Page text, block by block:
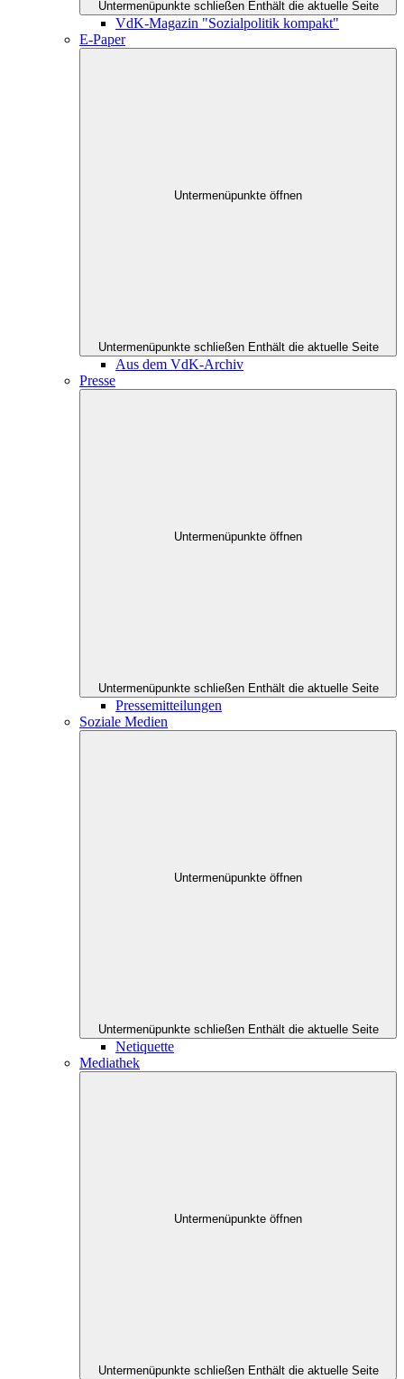
Untermenüpunkte schließen Enthält die aktuelle Seite
VdK-Magazin "Sozialpolitik kompakt"
E-Paper
Untermenüpunkte öffnen
Untermenüpunkte schließen Enthält die aktuelle Seite
Aus dem VdK-Archiv
Presse
Untermenüpunkte öffnen
Untermenüpunkte schließen Enthält die aktuelle Seite
Pressemitteilungen
Soziale Medien
Untermenüpunkte öffnen
Untermenüpunkte schließen Enthält die aktuelle Seite
Netiquette
Mediathek
Untermenüpunkte öffnen
Untermenüpunkte schließen Enthält die aktuelle Seite